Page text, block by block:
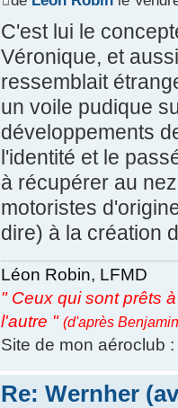
C'est lui le
Véronique, et
ressemblait
un voile pudique
développements
l'identité et le
à récupérer au
motoristes
dire) à la création
Léon Robin, LFMD
" Ceux qui sont prêts
l'autre " (d'après
Site de mon aéroclub :
Re: Wernher